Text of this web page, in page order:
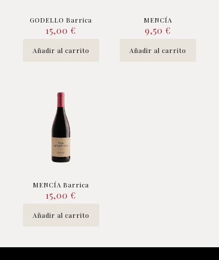
GODELLO Barrica
15,00 €
Añadir al carrito
MENCÍA
9,50 €
Añadir al carrito
MENCÍA Barrica
15,00 €
Añadir al carrito